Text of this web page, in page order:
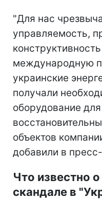
"Для нас
управляемость,
международную
украинские
получали
оборудование
объектов
добавили в
Что известно
скандале в